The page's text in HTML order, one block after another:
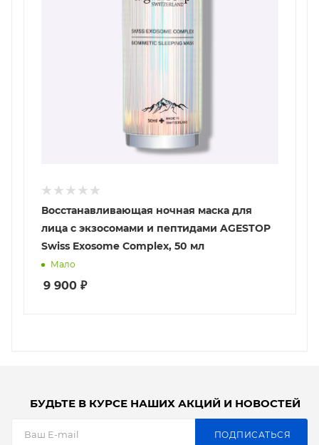
Восстанавливающая ночная маска для
лица с экзосомами и пептидами AGESTOP
Swiss Exosome Complex, 50 мл
Мало
9 900 ₽
БУДЬТЕ В КУРСЕ НАШИХ АКЦИЙ И НОВОСТЕЙ
ПОДПИСАТЬСЯ